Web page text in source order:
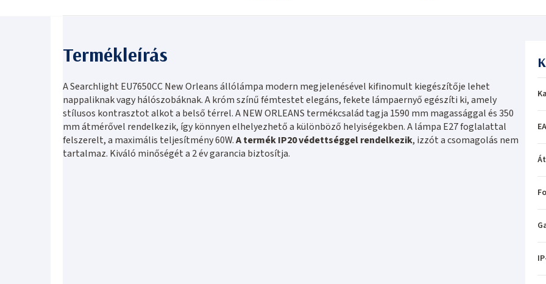
A Searchlight EU7650CC New Orleans állólámpa modern megjelenésével kifinomult kiegészítője lehet
nappaliknak vagy hálószobáknak. A króm színű fémtestet elegáns, fekete lámpaernyő egészíti ki, amely
stílusos kontrasztot alkot a belső térrel. A NEW ORLEANS termékcsalád tagja 1590 mm magassággal és 350
mm átmérővel rendelkezik, így könnyen elhelyezhető a különböző helyiségekben. A lámpa E27 foglalattal
felszerelt, a maximális teljesítmény 60W.A termék IP20 védettséggel rendelkezik, izzót a csomagolás nem
tartalmaz. Kiváló minőségét a 2 év garancia biztosítja.